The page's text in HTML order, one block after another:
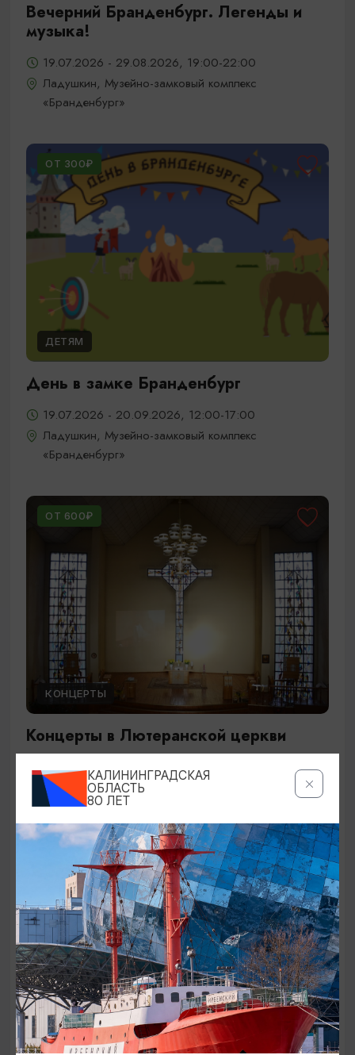
Вечерний Бранденбург. Легенды и
музыка!
19.07.2026 - 29.08.2026, 19:00-22:00
Ладушкин, Музейно-замковый комплекс
«Бранденбург»
ОТ 300₽
ДЕТЯМ
День в замке Бранденбург
19.07.2026 - 20.09.2026, 12:00-17:00
Ладушкин, Музейно-замковый комплекс
«Бранденбург»
ОТ 600₽
КОНЦЕРТЫ
Концерты в Лютеранской церкви
19.07.2026 - 19.08.2026, 19:00
Калининград, Евангелическо-лютеранская церковь
«Воскресения»
ОТ 250₽
ДЕТЯМ
КАЛИНИНГРАДСКАЯ
ОБЛАСТЬ
80 ЛЕТ